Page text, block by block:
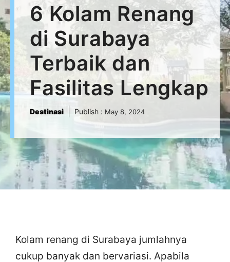
6 Kolam Renang
di Surabaya
Terbaik dan
Fasilitas Lengkap
Destinasi Publish : May 8, 2024
Kolam renang di Surabaya jumlahnya
cukup banyak dan bervariasi. Apabila